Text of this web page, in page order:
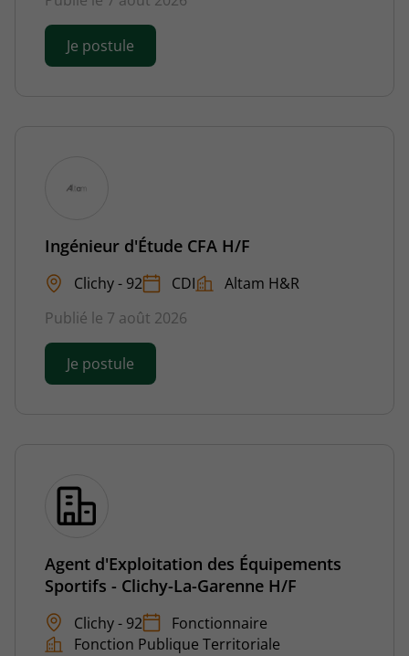
Je postule
Ingénieur d'Étude CFA H/F
Clichy - 92 CDI
Altam H&R
Publié le 7 août 2026
Je postule
Agent d'Exploitation des Équipements
Sportifs - Clichy-La-Garenne H/F
Clichy - 92
Fonctionnaire
Fonction Publique Territoriale